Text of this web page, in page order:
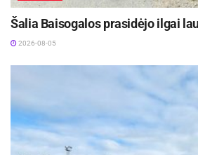
Biržų rajone
Šiais metais – dar daugiau
Vien tik šiuo projektu
Šalia Baisogalos prasidėjo ilgai
2026-08-05